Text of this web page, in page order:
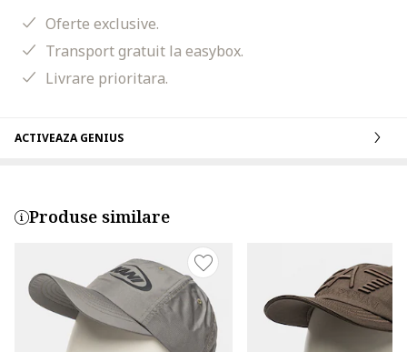
Oferte exclusive.
Transport gratuit la easybox.
Livrare prioritara.
ACTIVEAZA GENIUS
Produse similare